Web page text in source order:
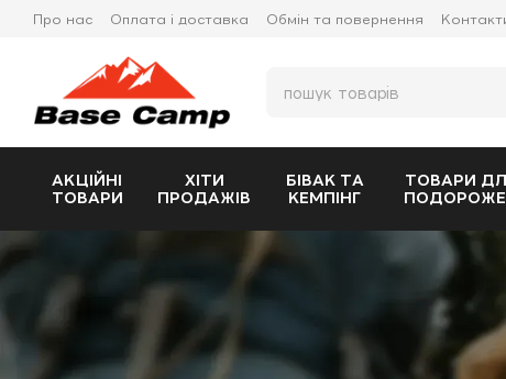
Перейти до основного контенту
Про нас Оплата і доставка Обмін та повернення
АКЦІЙНІ
ТОВАРИ
ХІТИ
ПРОДАЖІВ
БІВАК ТА
КЕМПІНГ
ТОВАРИ